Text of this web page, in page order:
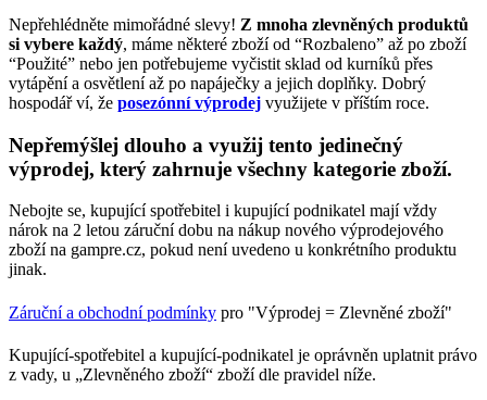
Nepřehlédněte mimořádné slevy! Z mnoha zlevněných produktů
si vybere každý, máme některé zboží od “Rozbaleno” až po zboží
“Použité” nebo jen potřebujeme vyčistit sklad od kurníků přes
vytápění a osvětlení až po napáječky a jejich doplňky. Dobrý
hospodář ví, že posezónní výprodej využijete v příštím roce.
Nepřemýšlej dlouho a využij tento jedinečný
výprodej, který zahrnuje všechny kategorie zboží.
Nebojte se, kupující spotřebitel i kupující podnikatel mají vždy
nárok na 2 letou záruční dobu na nákup nového výprodejového
zboží na gampre.cz, pokud není uvedeno u konkrétního produktu
jinak.
Záruční a obchodní podmínky pro "Výprodej = Zlevněné zboží"
Kupující-spotřebitel a kupující-podnikatel je oprávněn uplatnit právo
z vady, u „Zlevněného zboží“ zboží dle pravidel níže.